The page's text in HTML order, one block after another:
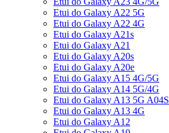
Etui do Galaxy A22 5G
Etui do Galaxy A22 4G
Etui do Galaxy A21s
Etui do Galaxy A21
Etui do Galaxy A20s
Etui do Galaxy A20e
Etui do Galaxy A15 4G/5G
Etui do Galaxy A14 5G/4G
Etui do Galaxy A13 5G A04S
Etui do Galaxy A13 4G
Etui do Galaxy A12